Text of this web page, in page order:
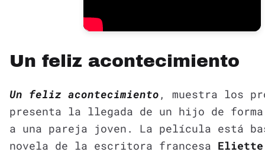
Un feliz acontecimiento
Un feliz acontecimiento , muestra los
presenta la llegada de un hijo de forma
a una pareja joven. La película está
novela de la escritora francesa Eliette